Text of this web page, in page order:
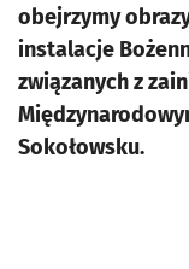
obejrzymy
instalacje
związanych z
Sokołowsku.